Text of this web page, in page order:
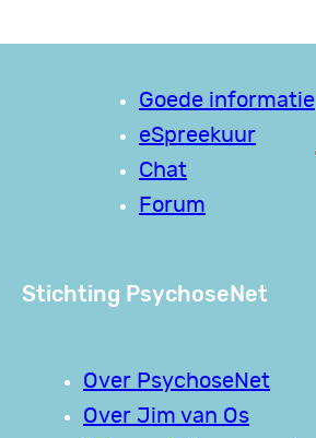
Goede informatie
eSpreekuur
Chat
Forum
Stichting PsychoseNet
Over PsychoseNet
Over Jim van Os